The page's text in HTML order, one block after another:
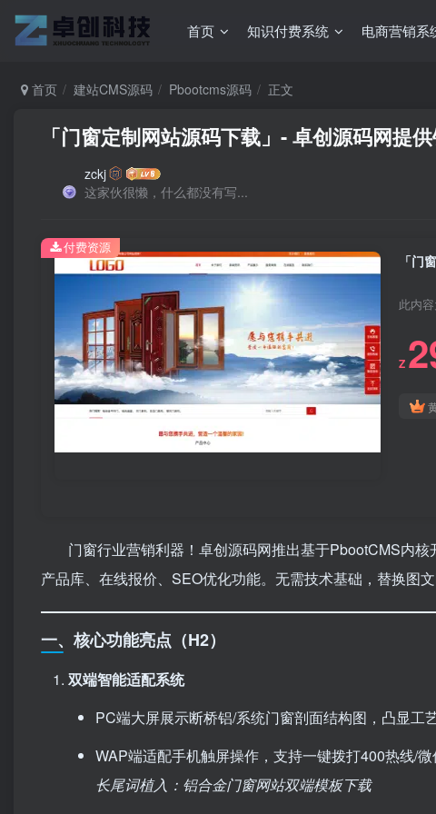
首页 知识付费系统 电商营销系
首页 建站CMS源码 Pbootcms源码 正文
「门窗定制网站源码下载」- 卓创源码网提
zckj
这家伙很懒，什么都没有写...
此内
Z
付费资源
门窗行业营销利器！卓创源码网推出基于PbootCMS内
产品库、在线报价、SEO优化功能。无需技术基础，替换图
一、核心功能亮点（H2）
双端智能适配系统
PC端大屏展示断桥铝/系统门窗剖面结构图，凸显工
WAP端适配手机触屏操作，支持一键拨打400热线/微
长尾词植入：铝合金门窗网站双端模板下载